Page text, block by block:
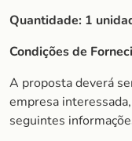
Quantidade: 1
Condições de
A proposta deverá
empresa
seguintes